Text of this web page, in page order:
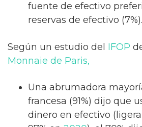
fuente de efectivo
reservas de efectivo (7%).
Según un estudio del IFOP
Monnaie de Paris,
Una abrumadora
francesa (91%) dijo que
dinero en efectivo